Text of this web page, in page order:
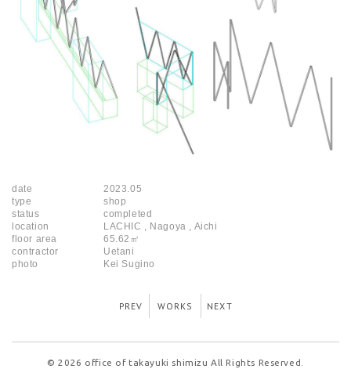
date
2023.05
type
shop
status
completed
location
LACHIC , Nagoya , Aichi
floor area
65.62㎡
contractor
Uetani
photo
Kei Sugino
PREV WORKS NEXT
© 2026 office of takayuki shimizu All Rights Reserved.